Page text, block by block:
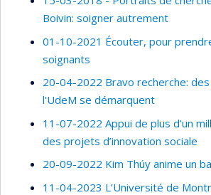
Boivin: soigner autrement
01-10-2021 Écouter, pour
soignants
20-04-2022 Bravo recherche:
l'UdeM se démarquent
11-07-2022 Appui de plus d’un
des projets d’innovation sociale
20-09-2022 Kim Thúy anime un
11-04-2023 L’Université de